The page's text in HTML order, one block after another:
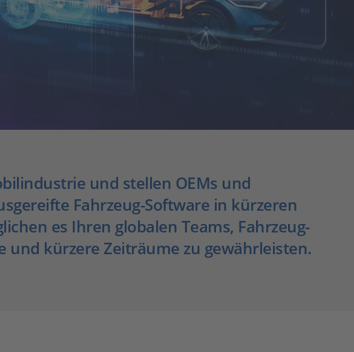
und stellen OEMs und
Fahrzeug-Software in kürzeren
es Ihren globalen Teams, Fahrzeug-
kürzere Zeiträume zu gewährleisten.